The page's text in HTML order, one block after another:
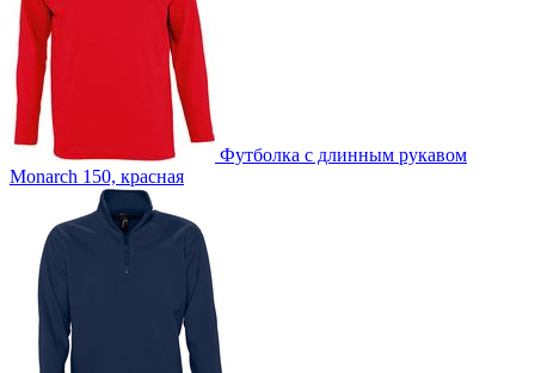
Футболка с длинным рукавом
Monarch 150, красная